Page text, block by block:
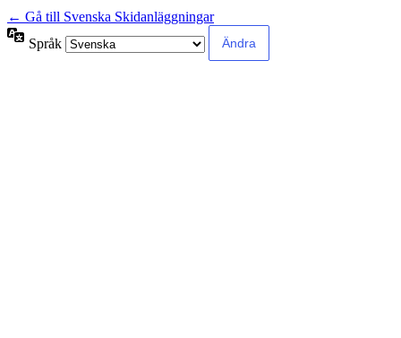
← Gå till Svenska Skidanläggningar
Språk